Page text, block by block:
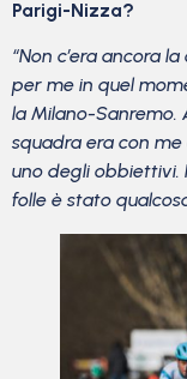
Parigi-Nizza?
“Non c’era ancora
per me in quel
la Milano-Sanremo.
squadra era con
uno degli obbiettivi.
folle è stato